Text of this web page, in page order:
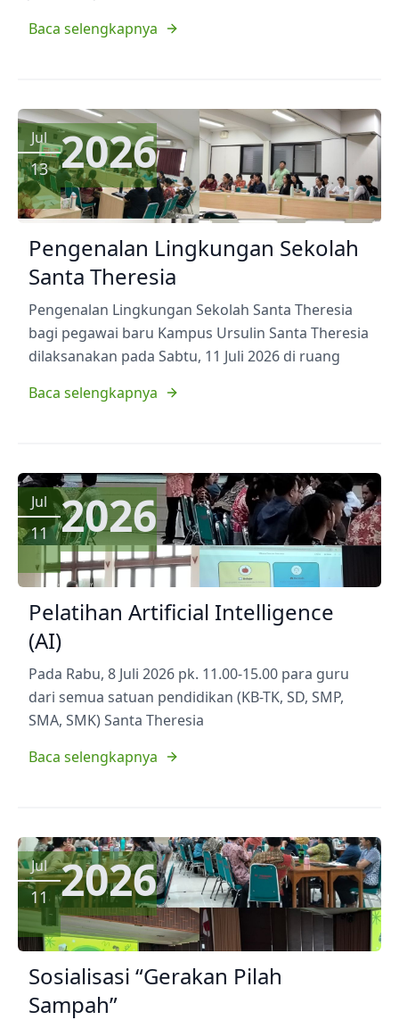
Baca selengkapnya
Jul
13 2026
Pengenalan Lingkungan Sekolah
Santa Theresia
Pengenalan Lingkungan Sekolah Santa Theresia
bagi pegawai baru Kampus Ursulin Santa Theresia
dilaksanakan pada Sabtu, 11 Juli 2026 di ruang
Baca selengkapnya
Jul
11 2026
Pelatihan Artificial Intelligence
(AI)
Pada Rabu, 8 Juli 2026 pk. 11.00-15.00 para guru
dari semua satuan pendidikan (KB-TK, SD, SMP,
SMA, SMK) Santa Theresia
Baca selengkapnya
Jul
11 2026
Sosialisasi “Gerakan Pilah
Sampah”